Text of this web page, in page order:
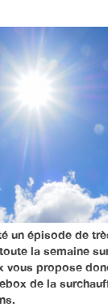
un épisode de
la semaine
vous propose
de la